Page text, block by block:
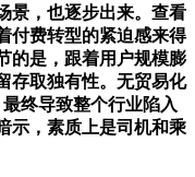
景，也逐步出来。查看
付费转型的紧迫感来得
的是，跟着用户规模膨
存取独有性。无贸易化
终导致整个行业陷入
示，素质上是司机和乘